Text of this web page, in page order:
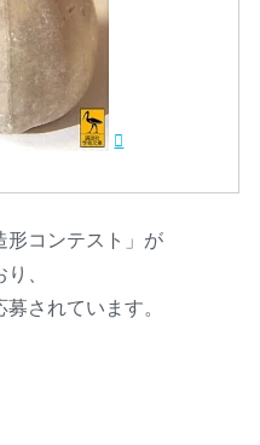
形コンテスト」が
、
されています。